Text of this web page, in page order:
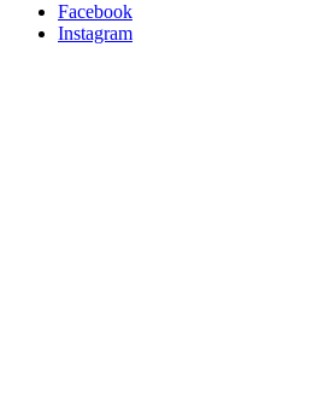
Facebook
Instagram